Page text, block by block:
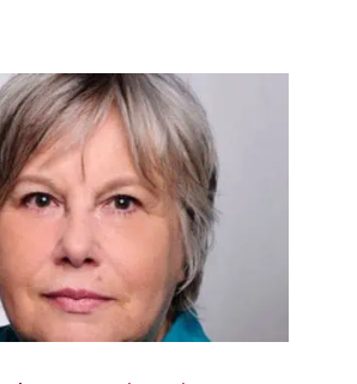
Zeiten
eigene Wollen
kommen